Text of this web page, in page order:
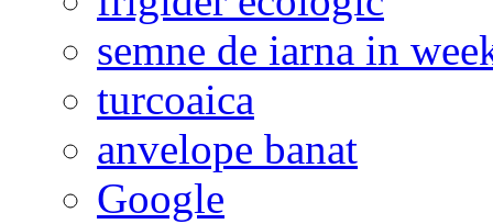
semne de iarna in
turcoaica
anvelope banat
Google